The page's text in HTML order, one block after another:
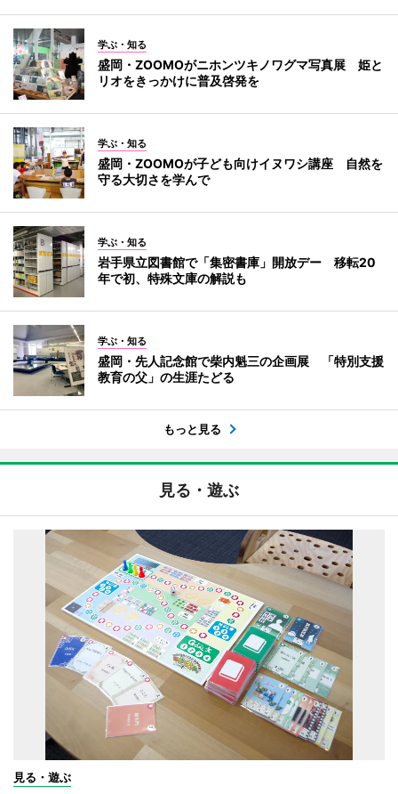
学ぶ・知る
盛岡・ZOOMOがニホンツキノワグマ写真展 姫と
リオをきっかけに普及啓発を
学ぶ・知る
盛岡・ZOOMOが子ども向けイヌワシ講座 自然を
守る大切さを学んで
学ぶ・知る
岩手県立図書館で「集密書庫」開放デー 移転20
年で初、特殊文庫の解説も
学ぶ・知る
盛岡・先人記念館で柴内魁三の企画展 「特別支援
教育の父」の生涯たどる
もっと見る
見る・遊ぶ
見る・遊ぶ